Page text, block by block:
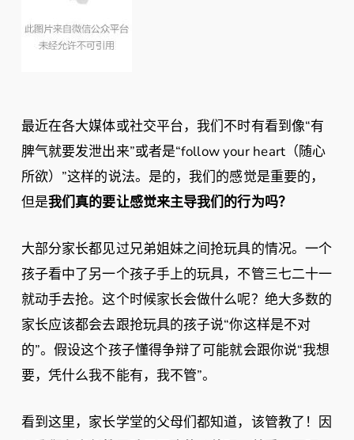
最近在各大媒体或社交平台，我们不时有看到像“有
脾气就要发泄出来”或者是“follow your heart（随心
所欲）”这样的说法。是的，我们的感觉是重要的，
但是我们真的要让感觉来主导我们的行为吗？
大部分家长都见过兄弟姐妹之间抢玩具的情况。一个
孩子看中了另一个孩子手上的玩具，不管三七二十一
就动手去抢。这个时候家长会做什么呢？绝大多数的
家长应该都会去跟抢玩具的孩子说“你这样是不对
的”。假设这个孩子懂得争辩了可能就会跟你说“我想
要，凭什么我不能有，我不管”。
看到这里，家长学堂的父母们都知道，该管教了！因